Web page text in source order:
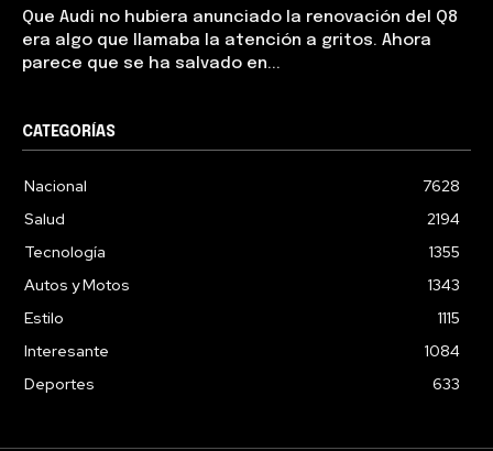
Que Audi no hubiera anunciado la renovación del Q8
era algo que llamaba la atención a gritos. Ahora
parece que se ha salvado en...
CATEGORÍAS
Nacional
7628
Salud
2194
Tecnología
1355
Autos y Motos
1343
Estilo
1115
Interesante
1084
Deportes
633